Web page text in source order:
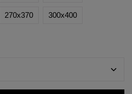
270x370 300x400